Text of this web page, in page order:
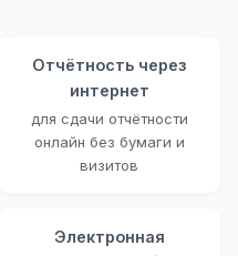
Отчётность через
интернет
для сдачи отчётности
онлайн без бумаги и
визитов
Электронная